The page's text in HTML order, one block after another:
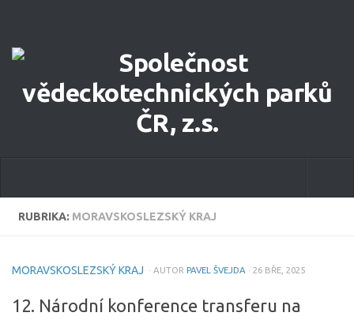
Novinky
Výbor
Loga
RUBRIKA: MORAVSKOSLEZSKÝ KRAJ
MORAVSKOSLEZSKÝ KRAJ · AUTOR PAVEL ŠVEJDA · 26 BŘE, 2025
12. Národní konference transferu na